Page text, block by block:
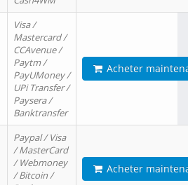
Visa /
Mastercard /
CCAvenue /
Paytm /
PayUMoney /
UPi Transfer /
Paysera /
Banktransfer
Acheter
Paypal / Visa
/ MasterCard
/ Webmoney
/ Bitcoin /
Acheter